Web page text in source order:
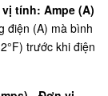
tính: Ampe (A)
điện (A) mà bình
trước khi điện